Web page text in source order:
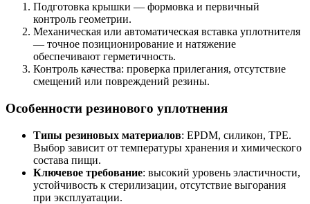
Подготовка крышки — формовка и первичный
контроль геометрии.
Механическая или автоматическая вставка уплотнителя
— точное позиционирование и натяжение
обеспечивают герметичность.
Контроль качества: проверка прилегания, отсутствие
смещений или повреждений резины.
Особенности резинового уплотнения
Типы резиновых материалов: EPDM, силикон, TPE.
Выбор зависит от температуры хранения и химического
состава пищи.
Ключевое требование: высокий уровень эластичности,
устойчивость к стерилизации, отсутствие выгорания
при эксплуатации.